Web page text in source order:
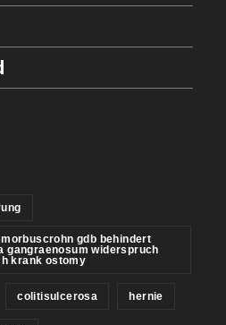
gdb behindert
gangraenosum widerspruch
krank ostomy
colitisulcerosa hernie